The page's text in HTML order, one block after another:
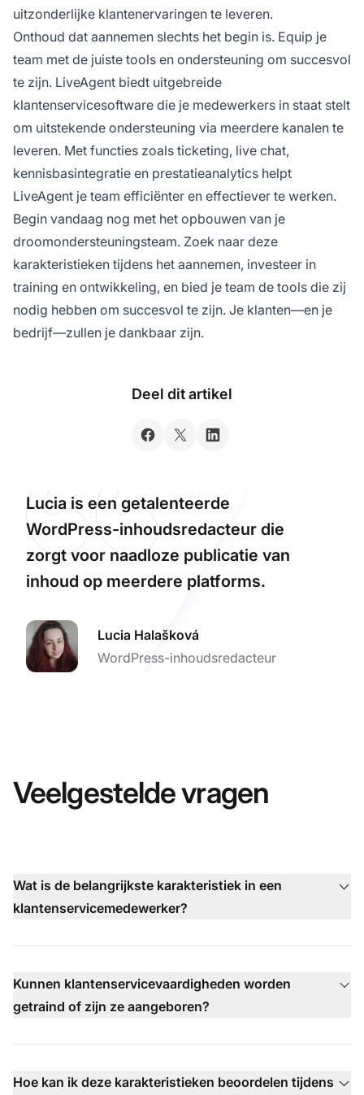
uitzonderlijke klantenervaringen te leveren.
Onthoud dat aannemen slechts het begin is. Equip je
team met de juiste tools en ondersteuning om succesvol
te zijn. LiveAgent biedt uitgebreide
klantenservicesoftware die je medewerkers in staat stelt
om uitstekende ondersteuning via meerdere kanalen te
leveren. Met functies zoals ticketing, live chat,
kennisbasintegratie en prestatieanalytics helpt
LiveAgent je team efficiënter en effectiever te werken.
Begin vandaag nog met het opbouwen van je
droomondersteuningsteam. Zoek naar deze
karakteristieken tijdens het aannemen, investeer in
training en ontwikkeling, en bied je team de tools die zij
nodig hebben om succesvol te zijn. Je klanten—en je
bedrijf—zullen je dankbaar zijn.
Deel dit artikel
Lucia is een getalenteerde
WordPress-inhoudsredacteur die
zorgt voor naadloze publicatie van
inhoud op meerdere platforms.
Lucia Halašková
WordPress-inhoudsredacteur
Veelgestelde vragen
Wat is de belangrijkste karakteristiek in een
klantenservicemedewerker?
Kunnen klantenservicevaardigheden worden
getraind of zijn ze aangeboren?
Hoe kan ik deze karakteristieken beoordelen tijdens